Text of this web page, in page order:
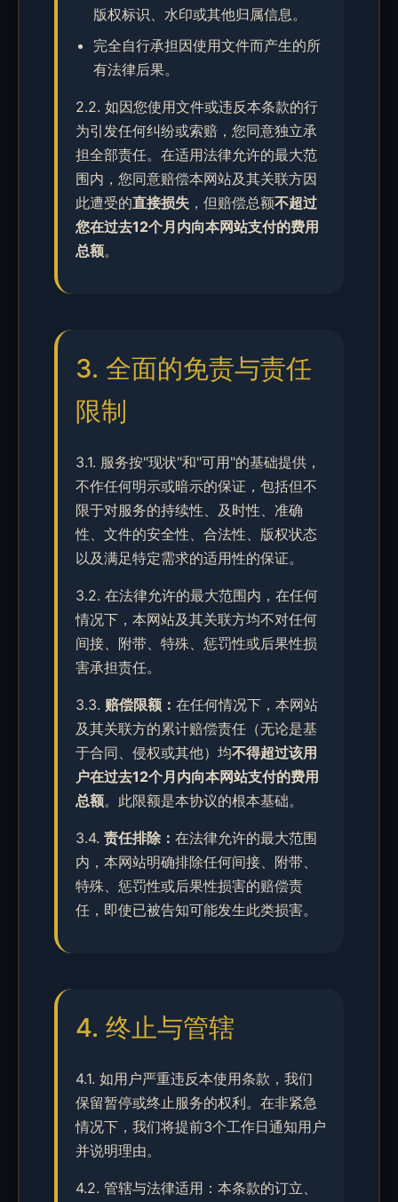
版权标识、水印或其他归属信息。
完全自行承担因使用文件而产生的所
有法律后果。
2.2. 如因您使用文件或违反本条款的行
为引发任何纠纷或索赔，您同意独立承
担全部责任。在适用法律允许的最大范
围内，您同意赔偿本网站及其关联方因
此遭受的直接损失 ，但赔偿总额不超过
您在过去12个月内向本网站支付的费用
总额。
3. 全面的免责与责任
限制
3.1. 服务按"现状"和"可用"的基础提供，
不作任何明示或暗示的保证，包括但不
限于对服务的持续性、及时性、准确
性、文件的安全性、合法性、版权状态
以及满足特定需求的适用性的保证。
3.2. 在法律允许的最大范围内，在任何
情况下，本网站及其关联方均不对任何
间接、附带、特殊、惩罚性或后果性损
害承担责任。
3.3. 赔偿限额： 在任何情况下，本网站
及其关联方的累计赔偿责任（无论是基
于合同、侵权或其他）均不得超过该用
户在过去12个月内向本网站支付的费用
总额。此限额是本协议的根本基础。
3.4. 责任排除： 在法律允许的最大范围
内，本网站明确排除任何间接、附带、
特殊、惩罚性或后果性损害的赔偿责
任，即使已被告知可能发生此类损害。
4. 终止与管辖
4.1. 如用户严重违反本使用条款，我们
保留暂停或终止服务的权利。在非紧急
情况下，我们将提前3个工作日通知用户
并说明理由。
4.2. 管辖与法律适用：本条款的订立、